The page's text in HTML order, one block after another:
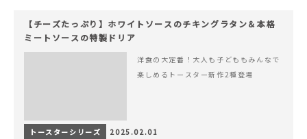
【チーズたっぷり】ホワイトソースのチキングラタン＆本格
ミートソースの特製ドリア
洋食の大定番！大人も子どももみんなで
楽しめるトースター新作2種登場
トースターシリーズ 2025.02.01